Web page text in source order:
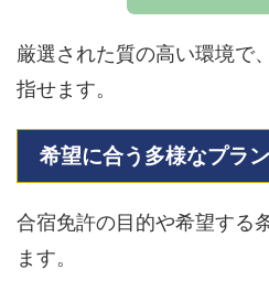
厳選された質の高い環境で
指せます。
希望に合う多様なプラン
合宿免許の目的や希望する
ます。